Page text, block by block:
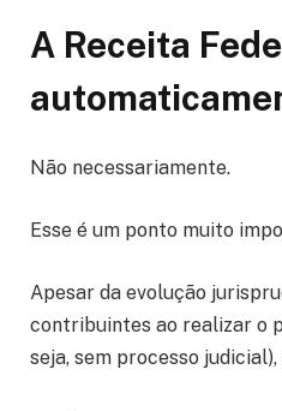
A Receita
Não necessariamente.
Esse é um ponto muito
Apesar da evolução
contribuintes ao realizar o
seja, sem processo